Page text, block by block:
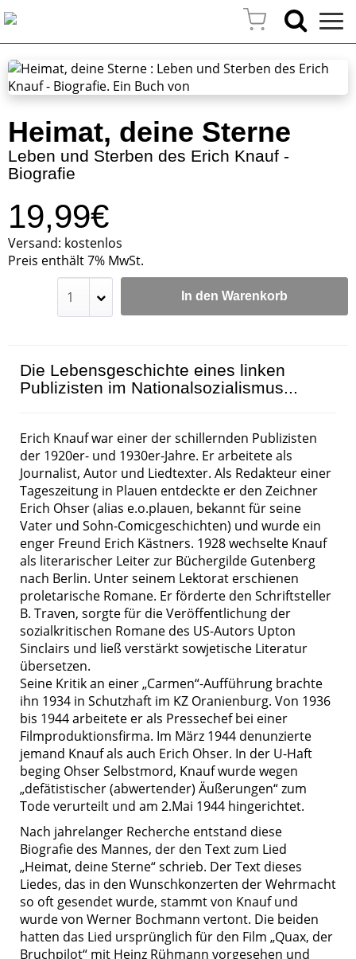
Heimat, deine Sterne
Leben und Sterben des Erich Knauf -
Biografie
19,99€
Versand: kostenlos
Preis enthält 7% MwSt.
In den Warenkorb
Die Lebensgeschichte eines linken
Publizisten im Nationalsozialismus...
Erich Knauf war einer der schillernden Publizisten
der 1920er- und 1930er-Jahre. Er arbeitete als
Journalist, Autor und Liedtexter. Als Redakteur einer
Tageszeitung in Plauen entdeckte er den Zeichner
Erich Ohser (alias e.o.plauen, bekannt für seine
Vater und Sohn-Comicgeschichten) und wurde ein
enger Freund Erich Kästners. 1928 wechselte Knauf
als literarischer Leiter zur Büchergilde Gutenberg
nach Berlin. Unter seinem Lektorat erschienen
proletarische Romane. Er förderte den Schriftsteller
B. Traven, sorgte für die Veröffentlichung der
sozialkritischen Romane des US-Autors Upton
Sinclairs und ließ verstärkt sowjetische Literatur
übersetzen.
Seine Kritik an einer „Carmen“-Aufführung brachte
ihn 1934 in Schutzhaft im KZ Oranienburg. Von 1936
bis 1944 arbeitete er als Pressechef bei einer
Filmproduktionsfirma. Im März 1944 denunzierte
jemand Knauf als auch Erich Ohser. In der U-Haft
beging Ohser Selbstmord, Knauf wurde wegen
„defätistischer (abwertender) Äußerungen“ zum
Tode verurteilt und am 2.Mai 1944 hingerichtet.
Nach jahrelanger Recherche entstand diese
Biografie des Mannes, der den Text zum Lied
„Heimat, deine Sterne“ schrieb. Der Text dieses
Liedes, das in den Wunschkonzerten der Wehrmacht
so oft gesendet wurde, stammt von Knauf und
wurde von Werner Bochmann vertont. Die beiden
hatten das Lied ursprünglich für den Film „Quax, der
Bruchpilot“ mit Heinz Rühmann vorgesehen und